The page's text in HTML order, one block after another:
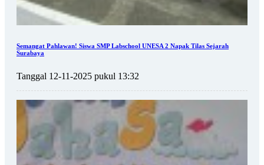
Semangat Pahlawan! Siswa SMP Labschool UNESA 2 Napak Tilas Sejarah
Surabaya
Tanggal 12-11-2025 pukul 13:32